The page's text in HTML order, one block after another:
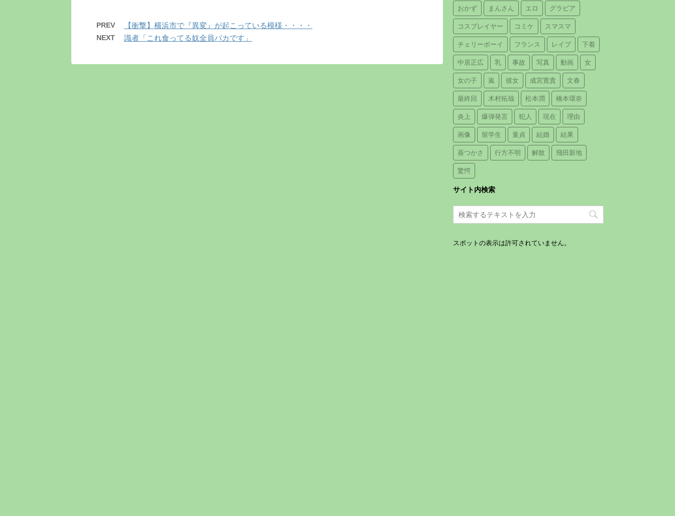
PREV 【衝撃】横浜市で『異変』が起こっている模様・・・・
NEXT 識者「これ食ってる奴全員バカです」
おかず まんさん エロ グラビア
コスプレイヤー コミケ スマスマ
チェリーボーイ フランス レイプ 下着
中居正広 乳 事故 写真 動画 女
女の子 嵐 彼女 成宮寛貴 文春
最終回 木村拓哉 松本潤 橋本環奈
炎上 爆弾発言 犯人 現在 理由
画像 留学生 童貞 結婚 結果
葵つかさ 行方不明 解散 飛田新地
驚愕
サイト内検索